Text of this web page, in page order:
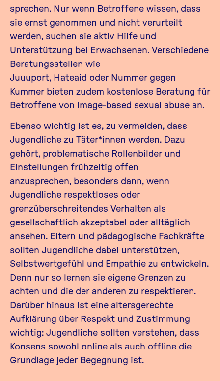
sprechen. Nur wenn Betroffene wissen, dass
sie ernst genommen und nicht verurteilt
werden, suchen sie aktiv Hilfe und
Unterstützung bei Erwachsenen. Verschiedene
Beratungsstellen wie
Juuuport, Hateaid oder Nummer gegen
Kummerbieten zudem kostenlose Beratung für
Betroffene von image-based sexual abuse an.
Ebenso wichtig ist es, zu vermeiden, dass
Jugendliche zu Täter*innen werden. Dazu
gehört, problematische Rollenbilder und
Einstellungen frühzeitig offen
anzusprechen, besonders dann, wenn
Jugendliche respektloses oder
grenzüberschreitendes Verhalten als
gesellschaftlich akzeptabel oder alltäglich
ansehen. Eltern und pädagogische Fachkräfte
sollten Jugendliche dabei unterstützen,
Selbstwertgefühl und Empathie zu entwickeln.
Denn nur so lernen sie eigene Grenzen zu
achten und die der anderen zu respektieren.
Darüber hinaus ist eine altersgerechte
Aufklärung über Respekt und Zustimmung
wichtig: Jugendliche sollten verstehen, dass
Konsens sowohl online als auch offline die
Grundlage jeder Begegnung ist.